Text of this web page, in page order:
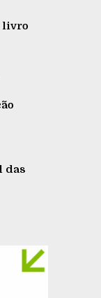
livro
das